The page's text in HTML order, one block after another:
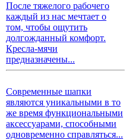
После тяжелого рабочего
каждый из нас мечтает о
том, чтобы ощутить
долгожданный комфорт.
Кресла-мячи
предназначены...
Современные шапки
являются уникальными в то
же время функциональными
аксессуарами, способными
одновременно справляться...